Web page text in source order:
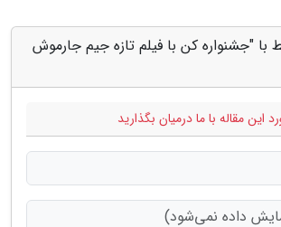
با "جشنواره کن با فیلم تازه جیم جارموش
این مقاله با ما درمیان بگذارید